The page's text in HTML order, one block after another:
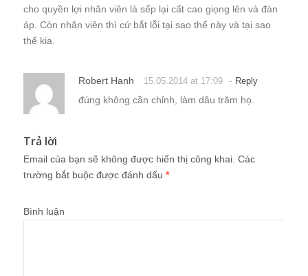
cho quyền lợi nhân viên là sếp lại cất cao giọng lên và đàn
áp. Còn nhân viên thì cứ bắt lỗi tại sao thế này và tại sao
thế kia.
Robert Hanh 15.05.2014 at 17:09 - Reply
đúng không cần chỉnh, làm dâu trăm họ.
Trả lời
Email của bạn sẽ không được hiển thị công khai. Các
trường bắt buộc được đánh dấu *
Bình luận